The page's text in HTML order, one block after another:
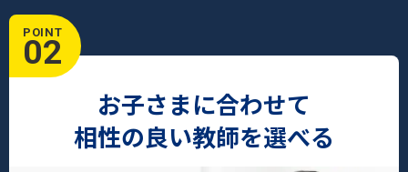
POINT
02
お子さまに合わせて
相性の良い教師を選べる